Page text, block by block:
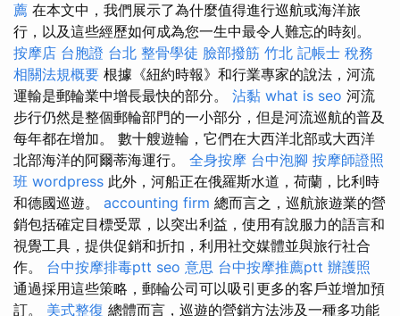
薦 在本文中，我們展示了為什麼值得進行巡航或海洋旅
行，以及這些經歷如何成為您一生中最令人難忘的時刻。
按摩店 台胞證 台北 整骨學徒 臉部撥筋 竹北 記帳士 稅務
相關法規概要 根據《紐約時報》和行業專家的說法，河流
運輸是郵輪業中增長最快的部分。 沾黏 what is seo 河流
步行仍然是整個郵輪部門的一小部分，但是河流巡航的普及
每年都在增加。 數十艘遊輪，它們在大西洋北部或大西洋
北部海洋的阿爾蒂海運行。 全身按摩 台中泡腳 按摩師證照
班 wordpress 此外，河船正在俄羅斯水道，荷蘭，比利時
和德國巡遊。 accounting firm 總而言之，巡航旅遊業的營
銷包括確定目標受眾，以突出利益，使用有說服力的語言和
視覺工具，提供促銷和折扣，利用社交媒體並與旅行社合
作。 台中按摩排毒ptt seo 意思 台中按摩推薦ptt 辦護照
通過採用這些策略，郵輪公司可以吸引更多的客戶並增加預
訂。 美式整復 總體而言，巡遊的營銷方法涉及一種多功能